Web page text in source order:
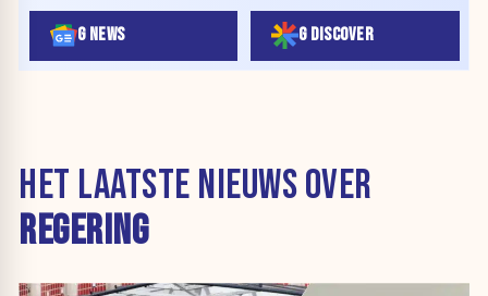
G NEWS G DISCOVER
HET LAATSTE NIEUWS OVER
REGERING